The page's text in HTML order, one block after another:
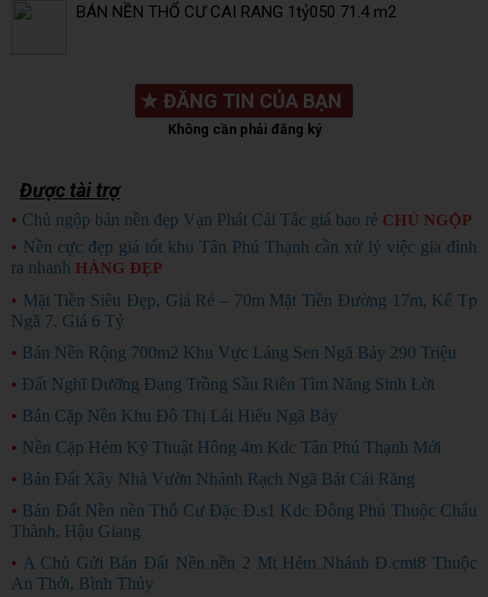
BÁN NỀN THỔ CƯ CAI RANG 1tỷ050 71.4 m2
★ ĐĂNG TIN CỦA BẠN
Không cần phải đăng ký
Được tài trợ
• Chủ ngộp bán nền đẹp Vạn Phát Cái Tắc giá bao rẻ CHỦ NGỘP
• Nền cực đẹp giá tốt khu Tân Phú Thạnh cần xử lý việc gia đình
ra nhanh HÀNG ĐẸP
• Mặt Tiền Siêu Đẹp, Giá Rẻ – 70m Mặt Tiền Đường 17m, Kế Tp
Ngã 7. Giá 6 Tỷ
• Bán Nền Rộng 700m2 Khu Vực Láng Sen Ngã Bảy 290 Triệu
• Đất Nghĩ Dưỡng Đang Trồng Sầu Riên Tìm Năng Sinh Lời
• Bán Cặp Nền Khu Đô Thị Lái Hiếu Ngã Bảy
• Nền Cặp Hẻm Kỹ Thuật Hông 4m Kdc Tân Phú Thạnh Mới
• Bán Đất Xây Nhà Vườn Nhánh Rạch Ngã Bát Cái Răng
• Bán Đất Nền nền Thổ Cư Đặc Đ.s1 Kdc Đông Phú Thuộc Châu
Thành, Hậu Giang
• A Chủ Gửi Bán Đất Nền nền 2 Mt Hẻm Nhánh Đ.cmt8 Thuộc
An Thới, Bình Thủy